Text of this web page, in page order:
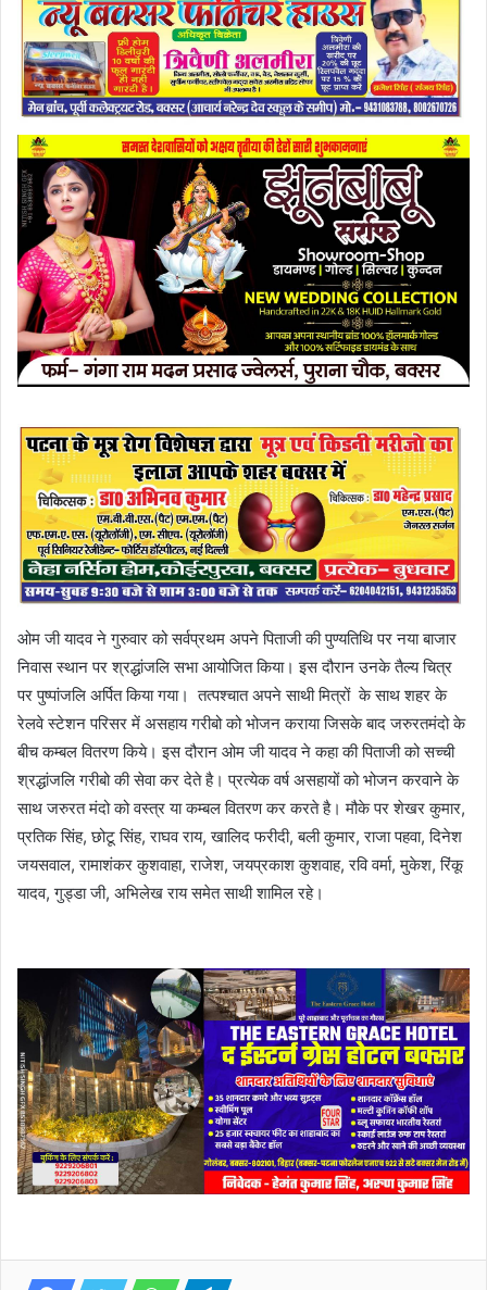
ओम जी यादव ने गुरुवार को सर्वप्रथम अपने पिताजी की पुण्यतिथि पर नया बाजार
निवास स्थान पर श्रद्धांजलि सभा आयोजित किया। इस दौरान उनके तैल्य चित्र
पर पुष्पांजलि अर्पित किया गया। तत्पश्चात अपने साथी मित्रों के साथ शहर के
रेलवे स्टेशन परिसर में असहाय गरीबो को भोजन कराया जिसके बाद जरुरतमंदो के
बीच कम्बल वितरण किये। इस दौरान ओम जी यादव ने कहा की पिताजी को सच्ची
श्रद्धांजलि गरीबो की सेवा कर देते है। प्रत्येक वर्ष असहायों को भोजन करवाने के
साथ जरुरत मंदो को वस्त्र या कम्बल वितरण कर करते है। मौके पर शेखर कुमार,
प्रतिक सिंह, छोटू सिंह, राघव राय, खालिद फरीदी, बली कुमार, राजा पहवा, दिनेश
जयसवाल, रामाशंकर कुशवाहा, राजेश, जयप्रकाश कुशवाह, रवि वर्मा, मुकेश, रिंकू
यादव, गुड्डा जी, अभिलेख राय समेत साथी शामिल रहे।